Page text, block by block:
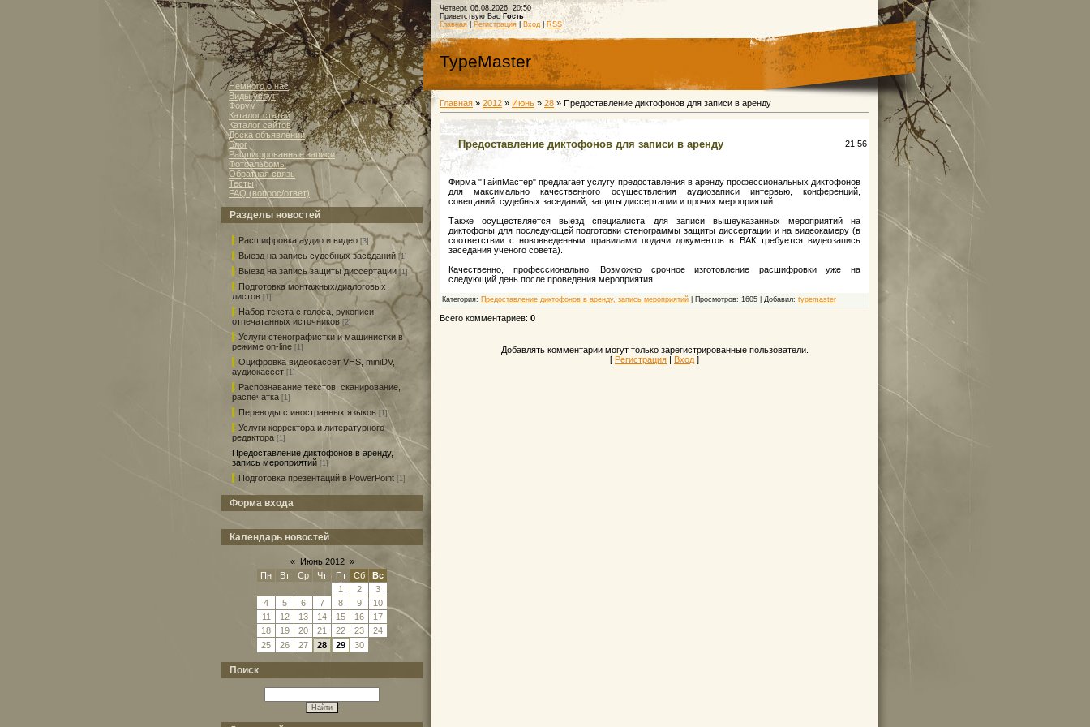
Немного о нас
Виды услуг
Форум
Каталог статей
Каталог сайтов
Доска объявлений
Блог
Расшифрованные записи
Фотоальбомы
Обратная связь
Тесты
FAQ (вопрос/ответ)
Разделы новостей
Расшифровка аудио и видео [3]
Выезд на запись судебных заседаний [1]
Выезд на запись защиты диссертации [1]
Подготовка монтажных/диалоговых
листов [1]
Набор текста с голоса, рукописи,
отпечатанных источников [2]
Услуги стенографистки и машинистки в
режиме on-line [1]
Оцифровка видеокассет VHS, miniDV,
аудиокассет [1]
Распознавание текстов, сканирование,
распечатка [1]
Переводы с иностранных языков [1]
Услуги корректора и литературного
редактора [1]
Предоставление диктофонов в аренду,
запись мероприятий [1]
Подготовка презентаций в PowerPoint [1]
Форма входа
Календарь новостей
« Июнь 2012 »
Пн
Вт Ср Чт Пт Сб
Вс
1
2
3
4
5 6 7 8 9
10
11
12 13 14 15 16
17
18
19 20 21 22 23
24
25
26 27 28 29 30
Поиск
Четверг, 06.08.2026, 20:50
Приветствую Вас Гость
Главная
Регистрация Вход RSS
TypeMaster
Главная » 2012 » Июнь » 28 » Предоставление диктофонов для записи в аренду
Предоставление диктофонов для записи в аренду 21:56
Фирма "ТайпМастер" предлагает услугу предоставления в аренду профессиональных диктофонов
для максимально качественного осуществления аудиозаписи интервью, конференций,
совещаний, судебных заседаний, защиты диссертации и прочих мероприятий.
Также осуществляется выезд специалиста для записи вышеуказанных мероприятий на
диктофоны для последующей подготовки стенограммы защиты диссертации и на видеокамеру (в
соответствии с нововведенным правилами подачи документов в ВАК требуется видеозапись
заседания ученого совета).
Качественно, профессионально. Возможно срочное изготовление расшифровки уже на
следующий день после проведения мероприятия.
Категория: Предоставление диктофонов в аренду, запись мероприятий | Просмотров: 1605 | Добавил: typemaster
Всего комментариев: 0
Добавлять комментарии могут только зарегистрированные пользователи.
[ Регистрация | Вход ]